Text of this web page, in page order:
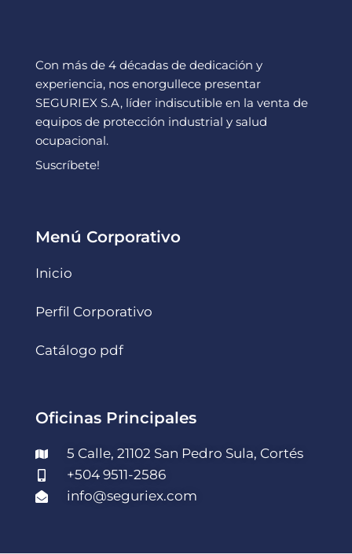
Con más de 4 décadas de dedicación y
experiencia, nos enorgullece presentar
SEGURIEX S.A, líder indiscutible en la venta de
equipos de protección industrial y salud
ocupacional.
Suscríbete!
Menú Corporativo
Inicio
Perfil Corporativo
Catálogo pdf
Oficinas Principales
5 Calle, 21102 San Pedro Sula, Cortés
+504 9511-2586
info@seguriex.com